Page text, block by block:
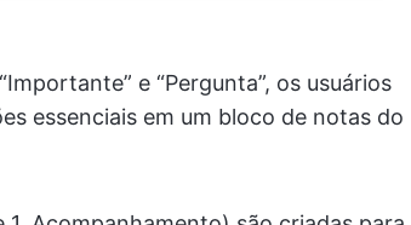
e “Pergunta”, os usuários
essenciais em um bloco de notas do